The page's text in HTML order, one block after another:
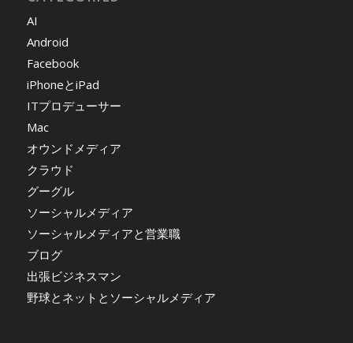
AI
Android
Facebook
iPhoneとiPad
ITプロデューサー
Mac
オウンドメディア
クラウド
グーグル
ソーシャルメディア
ソーシャルメディアと営業職
ブログ
出張ビジネスマン
野球とネットとソーシャルメディア